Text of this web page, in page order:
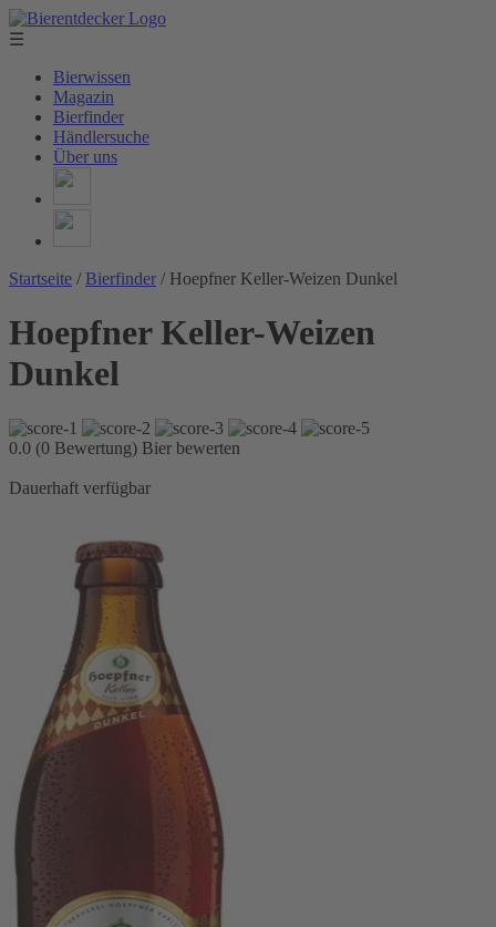
☰
Bierwissen
Magazin
Bierfinder
Händlersuche
Über uns
Startseite / Bierfinder / Hoepfner Keller-Weizen Dunkel
Hoepfner Keller-Weizen
Dunkel
0.0 (0 Bewertung) Bier bewerten
Dauerhaft verfügbar